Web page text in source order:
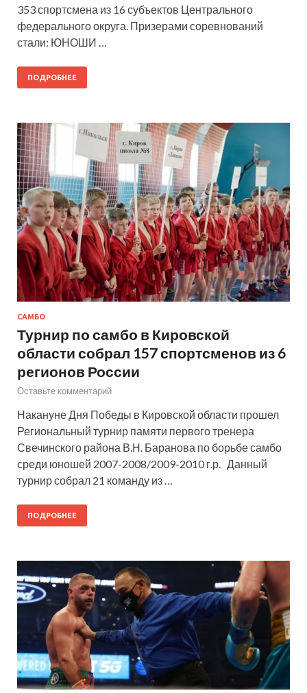
353 спортсмена из 16 субъектов Центрального
федерального округа. Призерами соревнований
стали: ЮНОШИ …
ПОДРОБНЕЕ
САМБО
Турнир по самбо в Кировской
области собрал 157 спортсменов из 6
регионов России
Оставьте комментарий
Накануне Дня Победы в Кировской области прошел
Региональный турнир памяти первого тренера
Свечинского района В.Н. Баранова по борьбе самбо
среди юношей 2007-2008/2009-2010 г.р. Данный
турнир собрал 21 команду из …
ПОДРОБНЕЕ